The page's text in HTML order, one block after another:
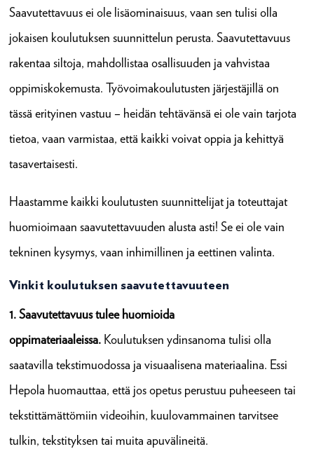
Saavutettavuus ei ole lisäominaisuus, vaan sen tulisi olla
jokaisen koulutuksen suunnittelun perusta. Saavutettavuus
rakentaa siltoja, mahdollistaa osallisuuden ja vahvistaa
oppimiskokemusta. Työvoimakoulutusten järjestäjillä on
tässä erityinen vastuu – heidän tehtävänsä ei ole vain tarjota
tietoa, vaan varmistaa, että kaikki voivat oppia ja kehittyä
tasavertaisesti.
Haastamme kaikki koulutusten suunnittelijat ja toteuttajat
huomioimaan saavutettavuuden alusta asti! Se ei ole vain
tekninen kysymys, vaan inhimillinen ja eettinen valinta.
Vinkit koulutuksen saavutettavuuteen
1. Saavutettavuus tulee huomioida
oppimateriaaleissa. Koulutuksen ydinsanoma tulisi olla
saatavilla tekstimuodossa ja visuaalisena materiaalina. Essi
Hepola huomauttaa, että jos opetus perustuu puheeseen tai
tekstittämättömiin videoihin, kuulovammainen tarvitsee
tulkin, tekstityksen tai muita apuvälineitä.